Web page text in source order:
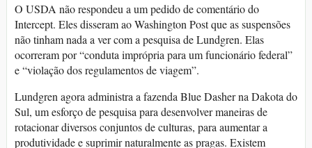
O USDA não respondeu a um pedido de comentário do
Intercept. Eles disseram ao Washington Post que as suspensões
não tinham nada a ver com a pesquisa de Lundgren. Elas
ocorreram por “conduta imprópria para um funcionário federal”
e “violação dos regulamentos de viagem”.
Lundgren agora administra a fazenda Blue Dasher na Dakota do
Sul, um esforço de pesquisa para desenvolver maneiras de
rotacionar diversos conjuntos de culturas, para aumentar a
produtividade e suprimir naturalmente as pragas. Existem